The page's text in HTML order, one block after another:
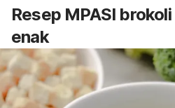
Resep MPASI
enak